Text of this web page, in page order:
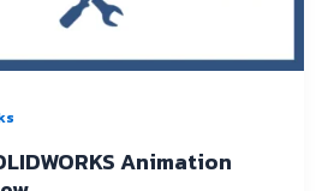
Animation